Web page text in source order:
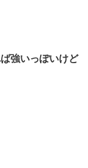
強いっぽいけど